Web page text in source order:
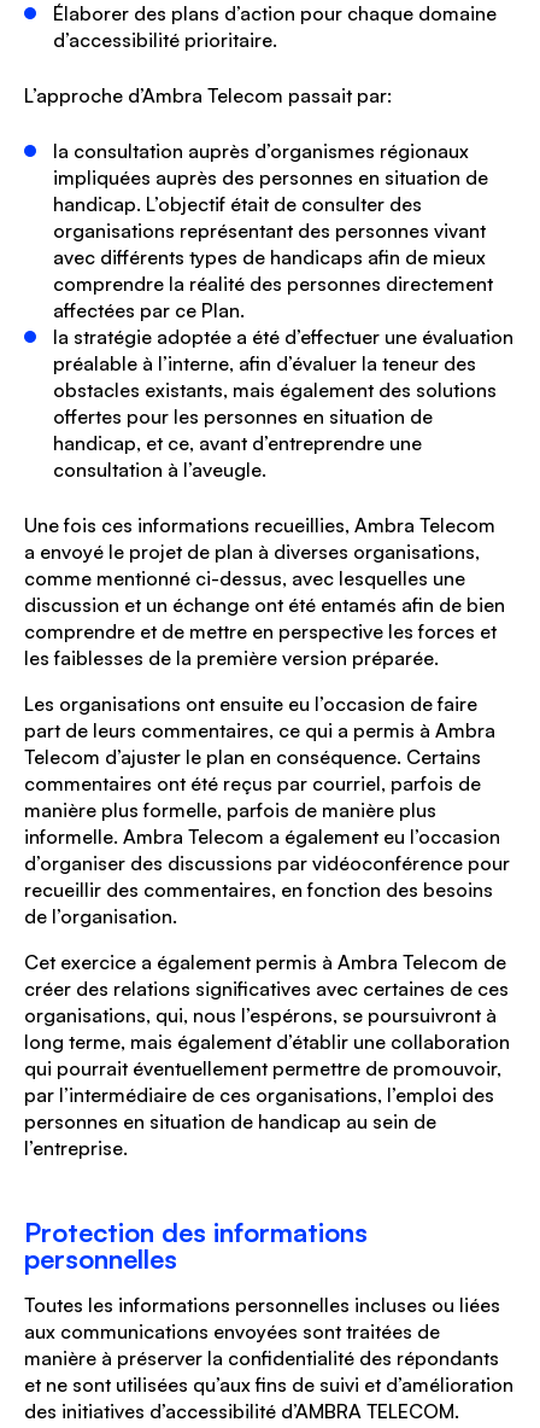
Élaborer des plans d’action pour chaque domaine
d’accessibilité prioritaire.
L’approche d’Ambra Telecom passait par:
la consultation auprès d’organismes régionaux
impliquées auprès des personnes en situation de
handicap. L’objectif était de consulter des
organisations représentant des personnes vivant
avec différents types de handicaps afin de mieux
comprendre la réalité des personnes directement
affectées par ce Plan.
la stratégie adoptée a été d’effectuer une évaluation
préalable à l’interne, afin d’évaluer la teneur des
obstacles existants, mais également des solutions
offertes pour les personnes en situation de
handicap, et ce, avant d’entreprendre une
consultation à l’aveugle.
Une fois ces informations recueillies, Ambra Telecom
a envoyé le projet de plan à diverses organisations,
comme mentionné ci-dessus, avec lesquelles une
discussion et un échange ont été entamés afin de bien
comprendre et de mettre en perspective les forces et
les faiblesses de la première version préparée.
Les organisations ont ensuite eu l’occasion de faire
part de leurs commentaires, ce qui a permis à Ambra
Telecom d’ajuster le plan en conséquence. Certains
commentaires ont été reçus par courriel, parfois de
manière plus formelle, parfois de manière plus
informelle. Ambra Telecom a également eu l’occasion
d’organiser des discussions par vidéoconférence pour
recueillir des commentaires, en fonction des besoins
de l’organisation.
Cet exercice a également permis à Ambra Telecom de
créer des relations significatives avec certaines de ces
organisations, qui, nous l’espérons, se poursuivront à
long terme, mais également d’établir une collaboration
qui pourrait éventuellement permettre de promouvoir,
par l’intermédiaire de ces organisations, l’emploi des
personnes en situation de handicap au sein de
l’entreprise.
Protection des informations
personnelles
Toutes les informations personnelles incluses ou liées
aux communications envoyées sont traitées de
manière à préserver la confidentialité des répondants
et ne sont utilisées qu’aux fins de suivi et d’amélioration
des initiatives d’accessibilité d’AMBRA TELECOM.